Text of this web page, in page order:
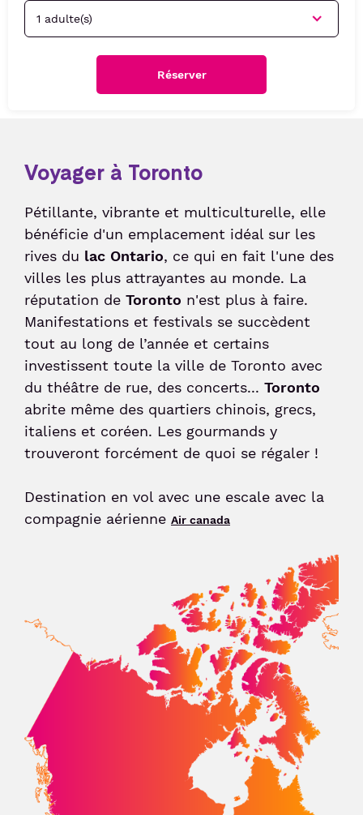
Compagnies & Charters
Suivi de commande de billets
Liaisons Bus
Réservez votre parking
Animations culturelles
Détente et divertissement
Shop & Collect
Passer le contrôle sûreté
Après votre voyage
Douane
Détaxe
Passagers
Voyager en Famille
Sénior et PMR
Voyageur avec un animal
Enfant non-accompagné
Politique sociétale
Confiance clientsRéserver
Voyager à Toronto
Pétillante, vibrante et multiculturelle, elle
bénéficie d'un emplacement idéal sur les
rives du lac Ontario, ce qui en fait l'une des
villes les plus attrayantes au monde. La
réputation de Toronto n'est plus à faire.
Manifestations et festivals se succèdent
tout au long de l’année et certains
investissent toute la ville de Toronto avec
du théâtre de rue, des concerts... Toronto
abrite même des quartiers chinois, grecs,
italiens et coréen. Les gourmands y
trouveront forcément de quoi se régaler !
Destination en vol avec une escale avec la
compagnie aérienne Air canada